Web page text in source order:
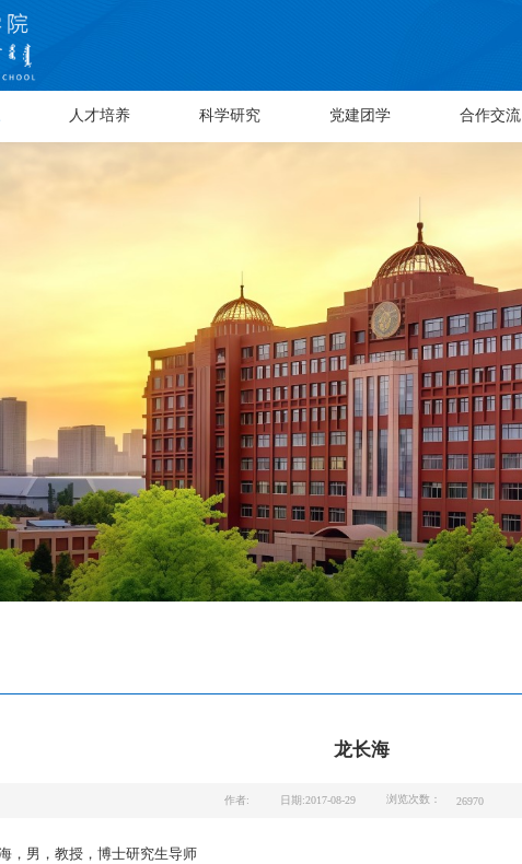
人才培养 科学研究 党建团学 合作交流
龙长海
作者: 日期:2017-08-29 浏览次数： 26970
， 男，教授，博士研究生导师